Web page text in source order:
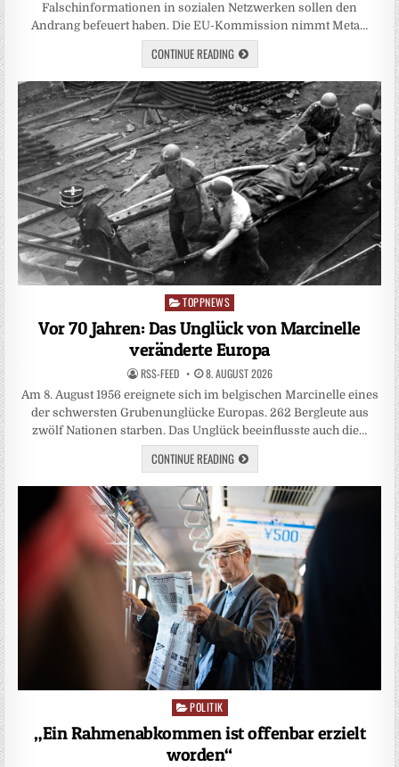
Falschinformationen in sozialen Netzwerken sollen den
Andrang befeuert haben. Die EU-Kommission nimmt Meta…
CONTINUE READING
Posted
TOPPNEWS
Vor 70 Jahren: Das Unglück von Marcinelle
veränderte Europa
RSS-FEED 8. AUGUST 2026
Am 8. August 1956 ereignete sich im belgischen Marcinelle eines
der schwersten Grubenunglücke Europas. 262 Bergleute aus
zwölf Nationen starben. Das Unglück beeinflusste auch die…
CONTINUE READING
Posted
POLITIK
„Ein Rahmenabkommen ist offenbar erzielt
worden“